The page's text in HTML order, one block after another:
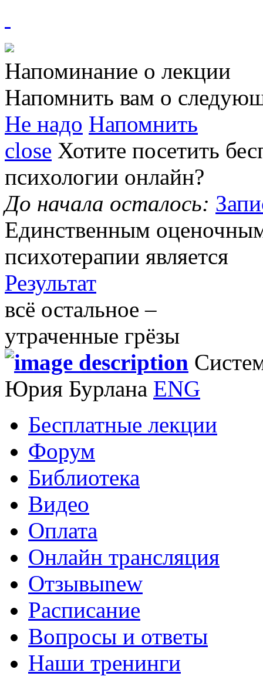
Напоминание о лекции
Напомнить вам о
Не надо Напомнить
close Хотите посетить
психологии онлайн?
До начала осталось:
Единственным
психотерапии является
Результат
всё остальное –
утраченные грёзы
Юрия Бурлана ENG
Бесплатные лекции
Форум
Библиотека
Видео
Оплата
Онлайн трансляция
Отзывыnew
Расписание
Вопросы и ответы
Наши тренинги